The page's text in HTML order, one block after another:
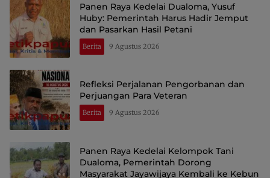
Panen Raya Kedelai Dualoma, Yusuf
Huby: Pemerintah Harus Hadir Jemput
dan Pasarkan Hasil Petani
Berita 9 Agustus 2026
Refleksi Perjalanan Pengorbanan dan
Perjuangan Para Veteran
Berita 9 Agustus 2026
Panen Raya Kedelai Kelompok Tani
Dualoma, Pemerintah Dorong
Masyarakat Jayawijaya Kembali ke Kebun